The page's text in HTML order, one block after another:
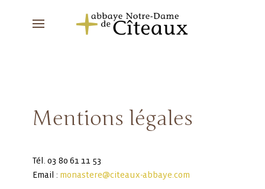
Mentions légales
Tél. 03 80 61 11 53
Email : monastere@citeaux-abbaye.com